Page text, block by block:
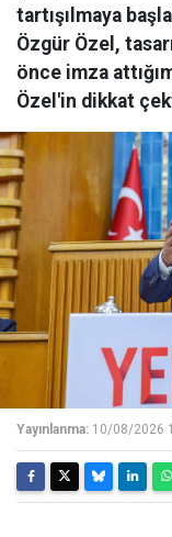
tartışılmaya
Özgür Özel,
önce imza
Özel'in dikkat
Yayınlanma: 10/08/2026